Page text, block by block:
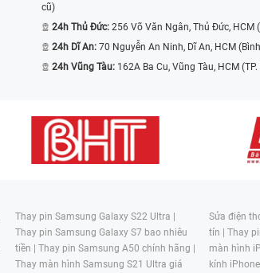
cũ)
24h Thủ Đức: 256 Võ Văn Ngân, Thủ Đức, HCM
24h Dĩ An: 70 Nguyễn An Ninh, Dĩ An, HCM
24h Vũng Tàu: 162A Ba Cu, Vũng Tàu, HCM
Thay pin Samsung Galaxy S22 Ultra |
Thay pin Samsung Galaxy S7 bao nhiêu
tiền | Thay pin Samsung A50 chính hãng |
Thay màn hình Samsung S21 Ultra giá
Sửa điện
tín | Thay
màn hình
kính